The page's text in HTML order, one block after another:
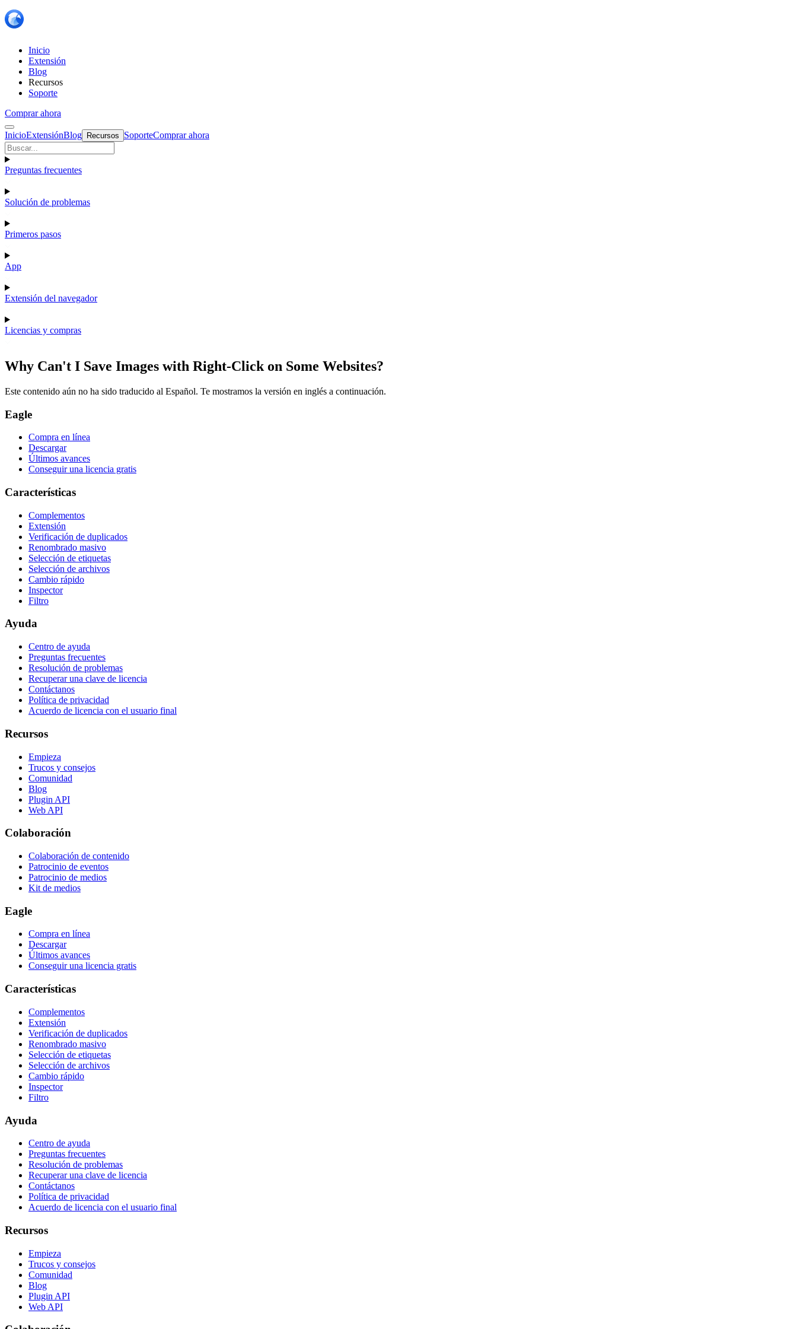
Inicio
Extensión
Blog
Recursos
Soporte
Comprar ahora
InicioExtensiónBlog Recursos SoporteComprar ahora
Preguntas frecuentes
Solución de problemas
Primeros pasos
App
Extensión del navegador
Licencias y compras
Why Can't I Save Images with Right-Click on Some Websites?
Este contenido aún no ha sido traducido al Español. Te mostramos la versión en inglés a continuación.
Eagle
Compra en línea
Descargar
Últimos avances
Conseguir una licencia gratis
Características
Complementos
Extensión
Verificación de duplicados
Renombrado masivo
Selección de etiquetas
Selección de archivos
Cambio rápido
Inspector
Filtro
Ayuda
Centro de ayuda
Preguntas frecuentes
Resolución de problemas
Recuperar una clave de licencia
Contáctanos
Política de privacidad
Acuerdo de licencia con el usuario final
Recursos
Empieza
Trucos y consejos
Comunidad
Blog
Plugin API
Web API
Colaboración
Colaboración de contenido
Patrocinio de eventos
Patrocinio de medios
Kit de medios
Eagle
Compra en línea
Descargar
Últimos avances
Conseguir una licencia gratis
Características
Complementos
Extensión
Verificación de duplicados
Renombrado masivo
Selección de etiquetas
Selección de archivos
Cambio rápido
Inspector
Filtro
Ayuda
Centro de ayuda
Preguntas frecuentes
Resolución de problemas
Recuperar una clave de licencia
Contáctanos
Política de privacidad
Acuerdo de licencia con el usuario final
Recursos
Empieza
Trucos y consejos
Comunidad
Blog
Plugin API
Web API